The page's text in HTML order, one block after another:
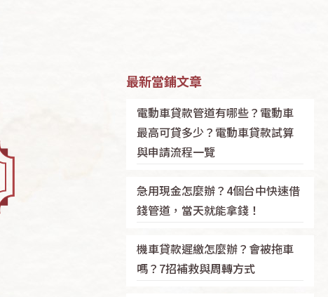
最新當鋪文章
電動車貸款管道有哪些？電動車
最高可貸多少？電動車貸款試算
與申請流程一覽
急用現金怎麼辦？4個台中快速借
錢管道，當天就能拿錢！
機車貸款遲繳怎麼辦？會被拖車
嗎？7招補救與周轉方式